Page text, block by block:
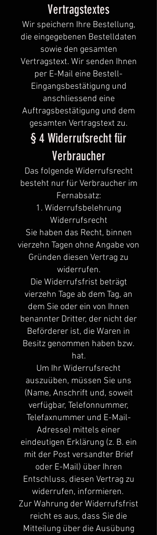
Vertragstextes
Wir speichern Ihre Bestellung,
die eingegebenen Bestelldaten
sowie den gesamten
Vertragstext. Wir senden Ihnen
per E-Mail eine Bestell-
Eingangsbestätigung und
anschliessend eine
Auftragsbestätigung und dem
gesamten Vertragstext zu.
§ 4 Widerrufsrecht für
Verbraucher
Das folgende Widerrufsrecht
besteht nur für Verbraucher im
Fernabsatz:
1. Widerrufsbelehrung
Widerrufsrecht
Sie haben das Recht, binnen
vierzehn Tagen ohne Angabe von
Gründen diesen Vertrag zu
widerrufen.
Die Widerrufsfrist beträgt
vierzehn Tage ab dem Tag, an
dem Sie oder ein von Ihnen
benannter Dritter, der nicht der
Beförderer ist, die Waren in
Besitz genommen haben bzw.
hat.
Um Ihr Widerrufsrecht
auszuüben, müssen Sie uns
(Name, Anschrift und, soweit
verfügbar, Telefonnummer,
Telefaxnummer und E-Mail-
Adresse) mittels einer
eindeutigen Erklärung (z. B. ein
mit der Post versandter Brief
oder E-Mail) über Ihren
Entschluss, diesen Vertrag zu
widerrufen, informieren.
Zur Wahrung der Widerrufsfrist
reicht es aus, dass Sie die
Mitteilung über die Ausübung